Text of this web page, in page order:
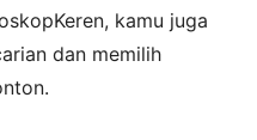
kamu juga
dan memilih